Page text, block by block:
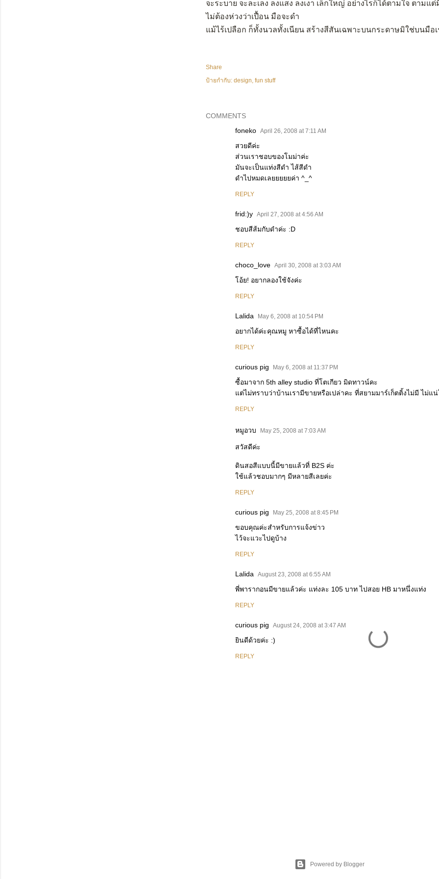
จะระบาย จะละเลง ลงแสง ลงเงา เล็กใหญ่ อย่างไรก็ได้ตามใจ ตามแ
ไม่ต้องห่วงว่าเปื้อน มือจะดำ
แม้ไร้เปลือก ก็ทั้งนวลทั้งเนียน สร้างสีสันเฉพาะบนกระดาษมิใช่บนมือเ
Share
ป้ายกำกับ: design fun stuff
COMMENTS
foneko
April 26, 2008 at 7:11 AM
สวยดีค่ะ
ส่วนเราชอบของโมม่าค่ะ
มันจะเป็นแท่งสีดำ ไส้สีดำ
ดำไปหมดเลยยยยยค่า ^_^
REPLY
frid:)y April 27, 2008 at 4:56 AM
ชอบสีส้มกับดำค่ะ :D
REPLY
choco_love April 30, 2008 at 3:03 AM
โอ้ย! อยากลองใช้จังค่ะ
REPLY
Lalida May 6, 2008 at 10:54 PM
อยากได้ค่ะคุณหมู หาซื้อได้ที่ไหนคะ
REPLY
curious pig May 6, 2008 at 11:37 PM
ซื้อมาจาก 5th alley studio ที่โตเกียว มิดทาวน์คะ
แต่ไม่ทราบว่าบ้านเรามีขายหรือเปล่าคะ ที่สยามมาร์เก็ตติ้งไม่มี ไม่แ
REPLY
หมูอวบ May 25, 2008 at 7:03 AM
สวัสดีค่ะ
ดินสอสีแบบนี้มีขายแล้วที่ B2S ค่ะ
ใช้แล้วชอบมากๆ มีหลายสีเลยค่ะ
REPLY
curious pig May 25, 2008 at 8:45 PM
ขอบคุณค่ะสำหรับการแจ้งข่าว
ไว้จะแวะไปดูบ้าง
REPLY
Lalida August 23, 2008 at 6:55 AM
พี่พารากอนมีขายแล้วค่ะ แท่งละ 105 บาท ไปสอย HB มาหนึ่งแท่ง
REPLY
curious pig August 24, 2008 at 3:47 AM
ยินดีด้วยค่ะ :)
REPLY
Powered by Blogger